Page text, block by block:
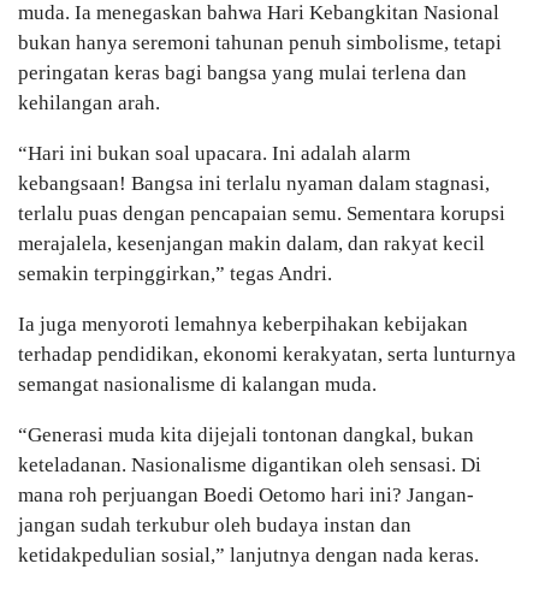
muda. Ia menegaskan bahwa Hari Kebangkitan Nasional
bukan hanya seremoni tahunan penuh simbolisme, tetapi
peringatan keras bagi bangsa yang mulai terlena dan
kehilangan arah.
“Hari ini bukan soal upacara. Ini adalah alarm
kebangsaan! Bangsa ini terlalu nyaman dalam stagnasi,
terlalu puas dengan pencapaian semu. Sementara korupsi
merajalela, kesenjangan makin dalam, dan rakyat kecil
semakin terpinggirkan,” tegas Andri.
Ia juga menyoroti lemahnya keberpihakan kebijakan
terhadap pendidikan, ekonomi kerakyatan, serta lunturnya
semangat nasionalisme di kalangan muda.
“Generasi muda kita dijejali tontonan dangkal, bukan
keteladanan. Nasionalisme digantikan oleh sensasi. Di
mana roh perjuangan Boedi Oetomo hari ini? Jangan-
jangan sudah terkubur oleh budaya instan dan
ketidakpedulian sosial,” lanjutnya dengan nada keras.